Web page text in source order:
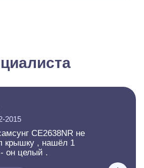
2015
CE2638NR не
крышку , нашёл 1
он целый .